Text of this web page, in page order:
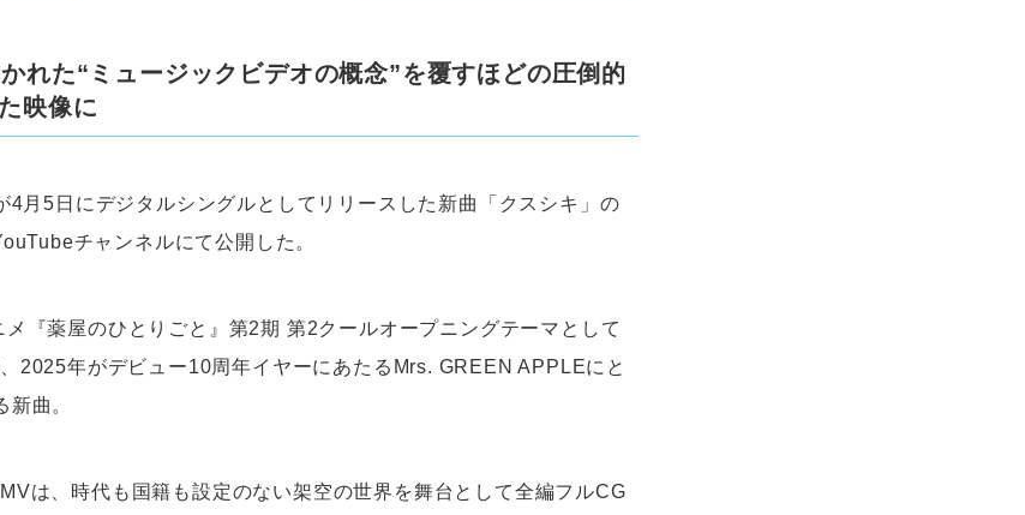
れた“ミュージックビデオの概念”を覆すほどの圧倒的
映像に
4月5日にデジタルシングルとしてリリースした新曲「クスシキ」の
チャンネルにて公開した。
メ『薬屋のひとりごと』第2期 第2クールオープニングテーマとして
2025年がデビュー10周年イヤーにあたるMrs. GREEN APPLEにと
曲。
は、時代も国籍も設定のない架空の世界を舞台として全編フルCG